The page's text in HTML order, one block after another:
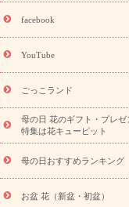
日フラワーギフト商品一
誕生花(トルコキキョウ)
ギフト
用途から探す お祝
一覧
お祝い
結婚記念日
結婚祝
祝い・長寿祝い
プチ
元・暑中見舞い
敬老
お供え
お供え・お悔
十九日法要以降に贈る花
お盆（新盆・初盆）
facebook
YouTube
ごっこランド
母の日 花のギフト・プレゼ
特集は花キューピット
母の日おすすめランキング
お盆 花（新盆・初盆）